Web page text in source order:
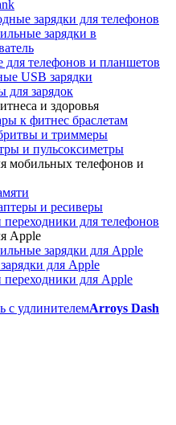
зарядки для телефонов
зарядки в
для телефонов и планшетов
USB зарядки
для зарядок
и здоровья
к фитнес браслетам
и триммеры
и пульсоксиметры
мобильных телефонов и
и ресиверы
для телефонов
Apple
зарядки для Apple
для Apple
переходники для Apple
с удлинителемArroys Dash